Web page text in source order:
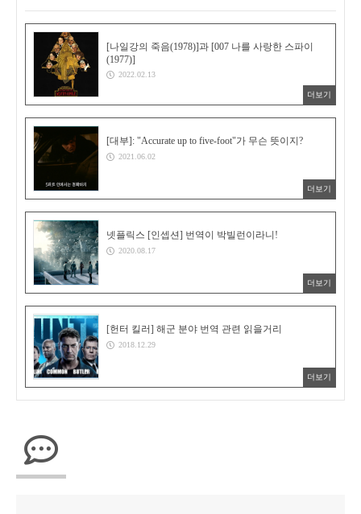
[나일강의 죽음(1978)]과 [007 나를 사랑한 스파이
(1977)]
2022.02.13
더보기
[대부]: "Accurate up to five-foot"가 무슨 뜻이지?
2021.06.02
더보기
넷플릭스 [인셉션] 번역이 박빌런이라니!
2020.08.17
더보기
[헌터 킬러] 해군 분야 번역 관련 읽을거리
2018.12.29
더보기